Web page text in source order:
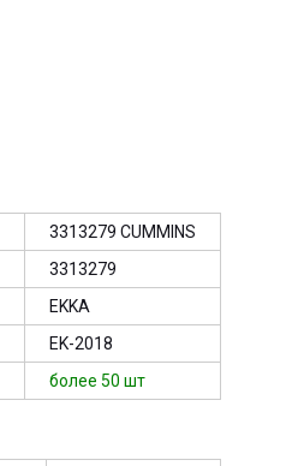
3313279 CUMMINS
3313279
EKKA
EK-2018
более 50 шт